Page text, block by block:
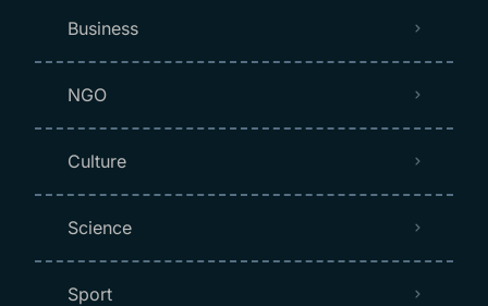
Business
NGO
Culture
Science
Sport